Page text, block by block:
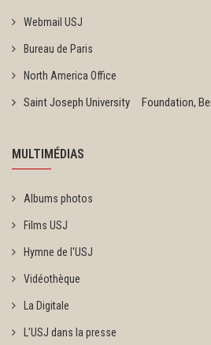
Webmail USJ
Bureau de Paris
North America Office
Saint Joseph University Foundation,
MULTIMÉDIAS
Albums photos
Films USJ
Hymne de l'USJ
Vidéothèque
La Digitale
L'USJ dans la presse